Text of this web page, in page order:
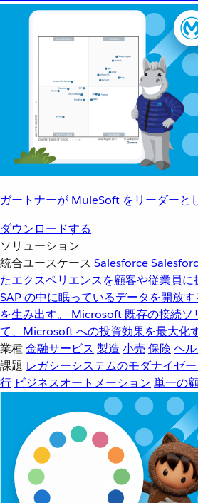
ガートナーが MuleSoft をリーダーと
ダウンロードする
ソリューション
統合ユースケース Salesforce
たエクスペリエンスを顧客や従業員に
SAP の中に眠っているデータを開放
を生み出す。
Microsoft 既存の接続ソ
て、Microsoft への投資効果を最大化す
業種金融サービス 製造 小売 保険 ヘ
課題 レガシーシステムのモダナイゼ
行 ビジネスオートメーション 単一の